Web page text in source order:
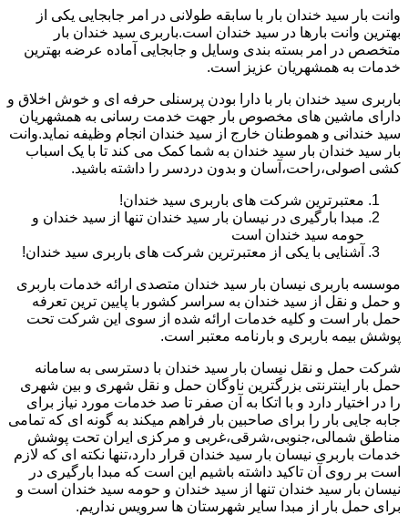
وانت بار سید خندان بار با سابقه طولانی در امر جابجایی یکی از
بهترین وانت بارها در سید خندان است.باربری سید خندان بار
متخصص در امر بسته بندی وسایل و جابجایی آماده عرضه بهترین
خدمات به همشهریان عزیز است.
باربری سید خندان بار با دارا بودن پرسنلی حرفه ای و خوش اخلاق و
دارای ماشین های مخصوص بار جهت خدمت رسانی به همشهریان
سید خندانی و هموطنان خارج از سید خندان انجام وظیفه نماید.وانت
بار سید خندان بار سید خندان به شما کمک می کند تا با یک اسباب
کشی اصولی،راحت،آسان و بدون دردسر را داشته باشید.
معتبرترین شرکت های باربری سید خندان!
مبدا بارگیری در نیسان بار سید خندان تنها از سید خندان و
حومه سید خندان است
آشنایی با یکی از معتبرترین شرکت های باربری سید خندان!
موسسه باربری نیسان بار سید خندان متصدی ارائه خدمات باربری
و حمل و نقل از سید خندان به سراسر کشور با پایین ترین تعرفه
حمل بار است و کلیه خدمات ارائه شده از سوی این شرکت تحت
پوشش بیمه باربری و بارنامه معتبر است.
شرکت حمل و نقل نیسان بار سید خندان با دسترسی به سامانه
حمل بار اینترنتی بزرگترین ناوگان حمل و نقل شهری و بین شهری
را در اختیار دارد و با اتکا به آن صفر تا صد خدمات مورد نیاز برای
جابه جایی بار را برای صاحبین بار فراهم میکند به گونه ای که تمامی
مناطق شمالی،جنوبی،شرقی،غربی و مرکزی ایران تحت پوشش
خدمات باربری نیسان بار سید خندان قرار دارد،تنها نکته ای که لازم
است بر روی آن تاکید داشته باشیم این است که مبدا بارگیری در
نیسان بار سید خندان تنها از سید خندان و حومه سید خندان است و
برای حمل بار از مبدا سایر شهرستان ها سرویس نداریم.